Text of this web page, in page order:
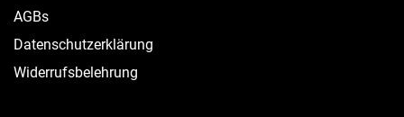
AGBs
Datenschutzerklärung
Widerrufsbelehrung